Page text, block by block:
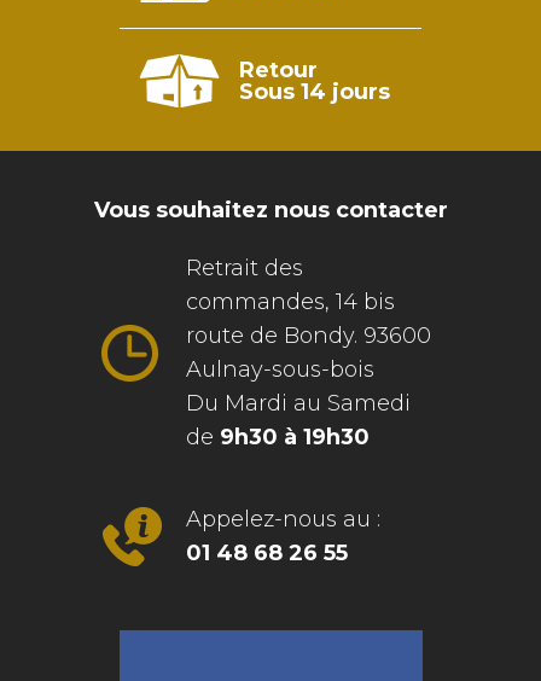
Retour
Sous 14 jours
Vous souhaitez nous contacter
Retrait des
commandes, 14 bis
route de Bondy. 93600
Aulnay-sous-bois
Du Mardi au Samedi
de 9h30 à 19h30
Appelez-nous au :
01 48 68 26 55